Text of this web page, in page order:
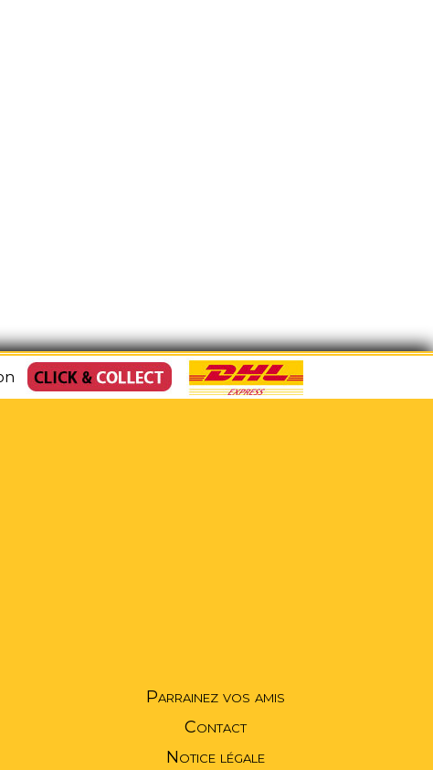
Parrainez vos amis
Contact
Notice légale